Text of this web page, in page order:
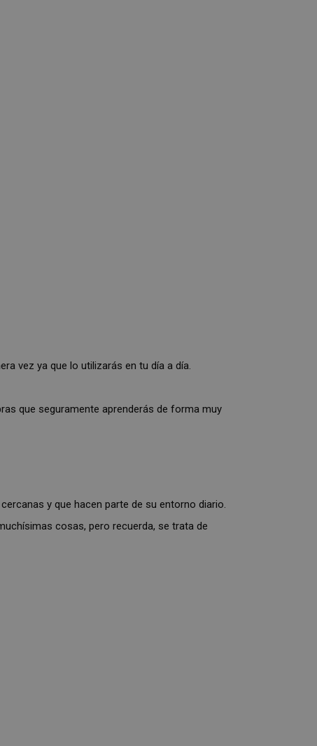
vez ya que lo utilizarás en tu día a día.
que seguramente aprenderás de forma muy
y que hacen parte de su entorno diario.
cosas, pero recuerda, se trata de